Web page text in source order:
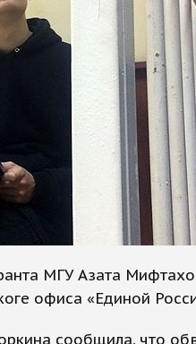
МГУ Азата
офиса «Единой
сообщила, что